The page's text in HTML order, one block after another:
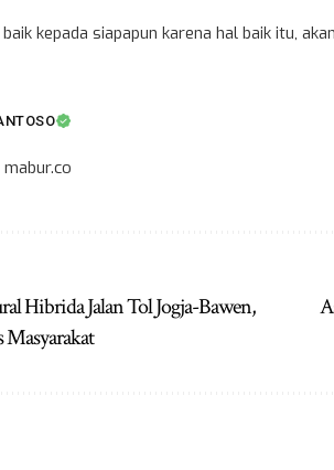
kepada siapapun karena hal baik itu,
Hibrida Jalan Tol Jogja-Bawen,